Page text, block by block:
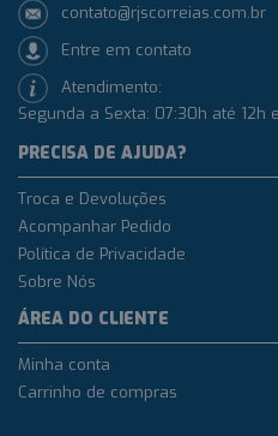
contato@rjscorreias.com.br
Entre em contato
Atendimento:
Segunda a Sexta: 07:30h até 12h
PRECISA DE AJUDA?
Troca e Devoluções
Acompanhar Pedido
Política de Privacidade
Sobre Nós
ÁREA DO CLIENTE
Minha conta
Carrinho de compras